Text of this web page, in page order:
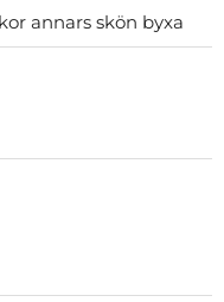
annars skön byxa